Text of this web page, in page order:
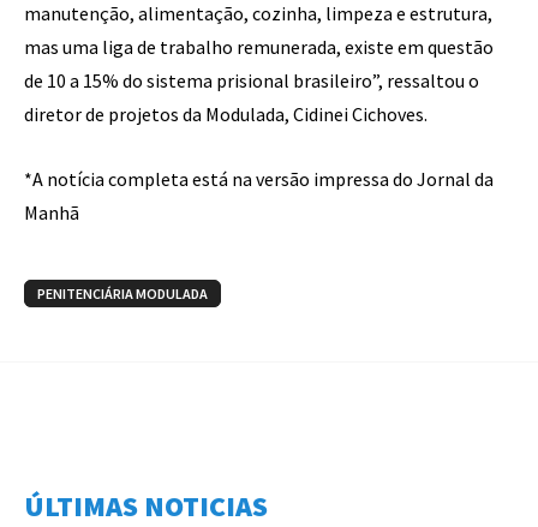
manutenção, alimentação, cozinha, limpeza e estrutura,
mas uma liga de trabalho remunerada, existe em questão
de 10 a 15% do sistema prisional brasileiro”, ressaltou o
diretor de projetos da Modulada, Cidinei Cichoves.
*A notícia completa está na versão impressa do Jornal da
Manhã
PENITENCIÁRIA MODULADA
ÚLTIMAS NOTICIAS